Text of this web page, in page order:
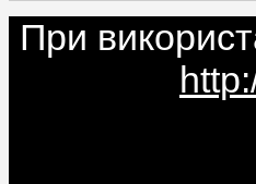
При